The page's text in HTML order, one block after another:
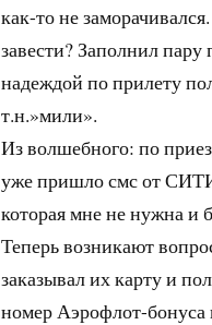
как-то не
завести? Заполнил
надеждой по прилету
т.н.»мили».
Из волшебного: по
уже пришло смс от
которая мне не нужна и
Теперь возникают
заказывал их карту и
номер Аэрофлот-бонуса